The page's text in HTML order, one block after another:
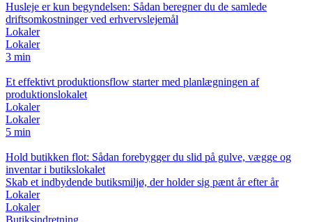
Husleje er kun begyndelsen: Sådan beregner du de samlede
driftsomkostninger ved erhvervslejemål
Lokaler
Lokaler
3 min
Et effektivt produktionsflow starter med planlægningen af
produktionslokalet
Lokaler
Lokaler
5 min
Hold butikken flot: Sådan forebygger du slid på gulve, vægge og
inventar i butikslokalet
Skab et indbydende butiksmiljø, der holder sig pænt år efter år
Lokaler
Lokaler